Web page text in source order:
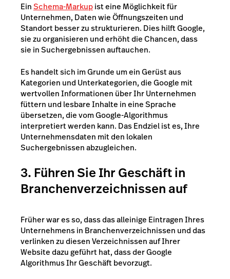
EinSchema-Markupist eine Möglichkeit für
Unternehmen, Daten wie Öffnungszeiten und
Standort besser zu strukturieren. Dies hilft Google,
sie zu organisieren und erhöht die Chancen, dass
sie in Suchergebnissen auftauchen.
Es handelt sich im Grunde um ein Gerüst aus
Kategorien und Unterkategorien, die Google mit
wertvollen Informationen über Ihr Unternehmen
füttern und lesbare Inhalte in eine Sprache
übersetzen, die vom Google-Algorithmus
interpretiert werden kann. Das Endziel ist es, Ihre
Unternehmensdaten mit den lokalen
Suchergebnissen abzugleichen.
3. Führen Sie Ihr Geschäft in
Branchenverzeichnissen auf
Früher war es so, dass das alleinige Eintragen Ihres
Unternehmens in Branchenverzeichnissen und das
verlinken zu diesen Verzeichnissen auf Ihrer
Website dazu geführt hat, dass der Google
Algorithmus Ihr Geschäft bevorzugt.